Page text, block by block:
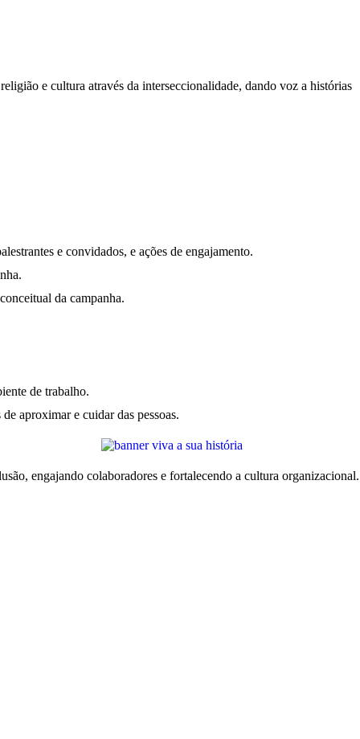
e cultura através da interseccionalidade, dando voz a histórias
e convidados, e ações de engajamento.
da campanha.
de trabalho.
aproximar e cuidar das pessoas.
engajando colaboradores e fortalecendo a cultura organizacional.